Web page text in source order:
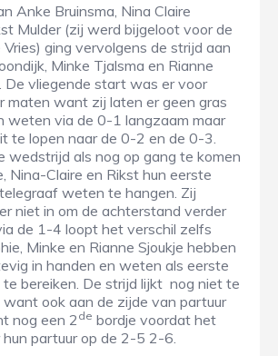
Anke Bruinsma, Nina Claire
Mulder (zij werd bijgeloot voor de
ging vervolgens de strijd aan
Minke Tjalsma en Rianne
De vliegende start was er voor
maten want zij laten er geen gras
weten via de 0-1 langzaam maar
te lopen naar de 0-2 en de 0-3.
wedstrijd als nog op gang te komen
Nina-Claire en Rikst hun eerste
weten te hangen. Zij
niet in om de achterstand verder
de 1-4 loopt het verschil zelfs
Minke en Rianne Sjoukje hebben
in handen en weten als eerste
te bereiken. De strijd lijkt nog niet te
ook aan de zijde van partuur
nog een 2 de bordje voordat het
partuur op de 2-5 2-6.